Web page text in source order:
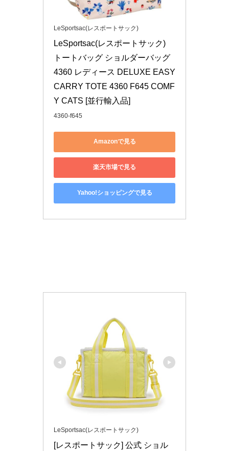
LeSportsac(レスポートサック)
LeSportsac(レスポートサック)
トートバッグ ショルダーバッグ
4360 レディース DELUXE EASY
CARRY TOTE 4360 F645 COMF
Y CATS [並行輸入品]
4360-f645
Amazonで見る
楽天市場で見る
Yahoo!ショッピングで見る
LeSportsac(レスポートサック)
[レスポートサック] 公式 ショル